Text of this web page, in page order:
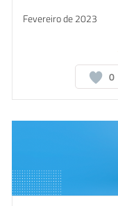
Fevereiro de 2023
0